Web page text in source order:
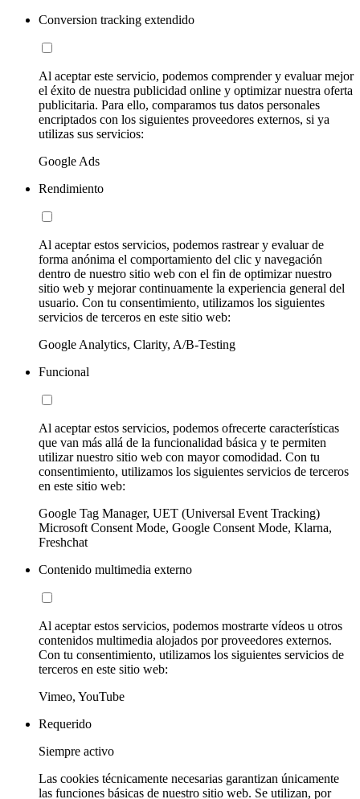
Conversion tracking extendido
Al aceptar este servicio, podemos comprender y evaluar mejor
el éxito de nuestra publicidad online y optimizar nuestra oferta
publicitaria. Para ello, comparamos tus datos personales
encriptados con los siguientes proveedores externos, si ya
utilizas sus servicios:
Google Ads
Rendimiento
Al aceptar estos servicios, podemos rastrear y evaluar de
forma anónima el comportamiento del clic y navegación
dentro de nuestro sitio web con el fin de optimizar nuestro
sitio web y mejorar continuamente la experiencia general del
usuario. Con tu consentimiento, utilizamos los siguientes
servicios de terceros en este sitio web:
Google Analytics, Clarity, A/B-Testing
Funcional
Al aceptar estos servicios, podemos ofrecerte características
que van más allá de la funcionalidad básica y te permiten
utilizar nuestro sitio web con mayor comodidad. Con tu
consentimiento, utilizamos los siguientes servicios de terceros
en este sitio web:
Google Tag Manager, UET (Universal Event Tracking)
Microsoft Consent Mode, Google Consent Mode, Klarna,
Freshchat
Contenido multimedia externo
Al aceptar estos servicios, podemos mostrarte vídeos u otros
contenidos multimedia alojados por proveedores externos.
Con tu consentimiento, utilizamos los siguientes servicios de
terceros en este sitio web:
Vimeo, YouTube
Requerido
Siempre activo
Las cookies técnicamente necesarias garantizan únicamente
las funciones básicas de nuestro sitio web. Se utilizan, por